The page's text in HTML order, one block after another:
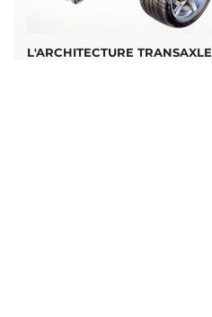
L'ARCHITECTURE TRANSAXLE